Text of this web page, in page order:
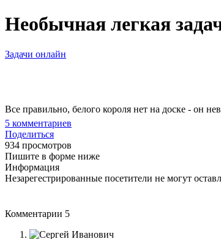
Необычная легкая
Задачи онлайн
Все правильно, белого короля нет на доске - он
5 комментариев
Поделиться
934 просмотров
Пишите в форме ниже
Информация
Незарегестрированные посетители не могут
Комментарии 5